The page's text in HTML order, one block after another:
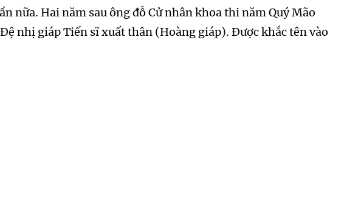
nữa. Hai năm sau ông đỗ Cử nhân khoa thi năm Quý Mão
nhị giáp Tiến sĩ xuất thân (Hoàng giáp). Được khắc tên vào